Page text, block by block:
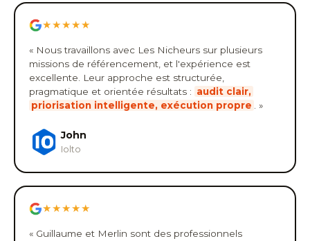
★★★★★
« Nous travaillons avec Les Nicheurs sur plusieurs
missions de référencement, et l'expérience est
excellente. Leur approche est structurée,
pragmatique et orientée résultats : audit clair,
priorisation intelligente, exécution propre
. »
John
Iolto
★★★★★
« Guillaume et Merlin sont des professionnels